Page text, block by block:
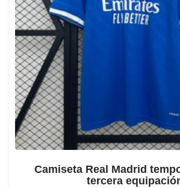
Camiseta Real Madrid
tercera